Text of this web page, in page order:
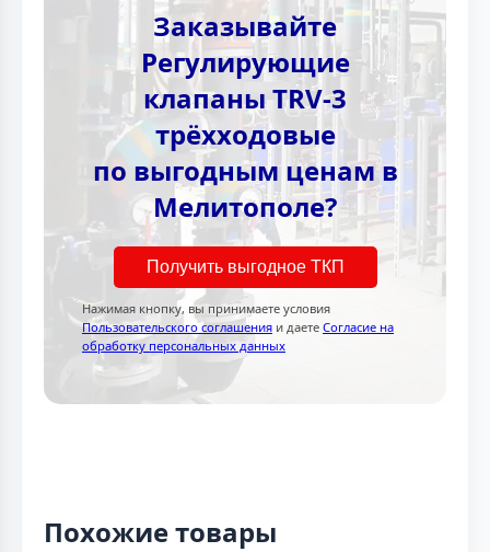
Заказывайте
Регулирующие
клапаны TRV-3
трёхходовые
по выгодным ценам в
Мелитополе?
Получить выгодное ТКП
Нажимая кнопку, вы принимаете условия
Пользовательского соглашения и даете Согласие на
обработку персональных данных
Похожие товары